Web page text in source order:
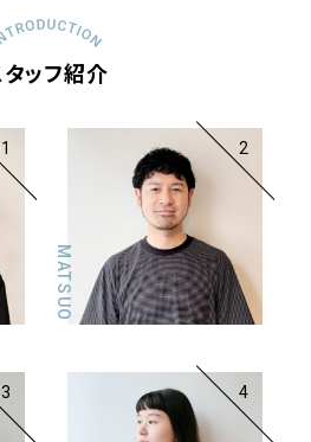
ッフ紹介
1
MATSUO
2
3 4